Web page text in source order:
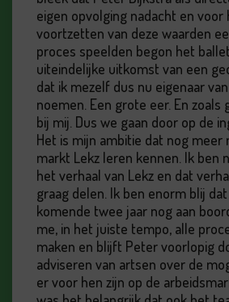
eigen opvolging nadacht en voor
voortzetten van deze waarden
proces speelden begon het
uiteindelijke uitkomst van een
dat ik mezelf dus nu eigenaar
noemen. Een grote eer. En zoals
bij mij. Dus we gaan door op de
Het is mijn ambitie dat nog meer
markt Lekz leren kennen. Ik ben
het verhaal van Lekz en dat
graag delen. Ik ben enorm blij
komende twee jaar nog aan
me, in het juiste tempo, alle
maken en blijft Peter voorlopig
adviseren van artsen over de
er voor hen zijn op de